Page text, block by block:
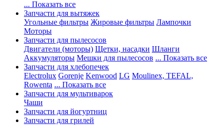
... Показать все
Запчасти для вытяжек
Угольные фильтры Жировые фильтры Лампочки
Моторы
Запчасти для пылесосов
Двигатели (моторы) Щетки, насадки Шланги
Аккумуляторы Мешки для пылесосов ... Показать все
Запчасти для хлебопечек
Electrolux Gorenje Kenwood LG Moulinex, TEFAL,
Rowenta ... Показать все
Запчасти для мультиварок
Чаши
Запчасти для йогуртниц
Запчасти для грилей